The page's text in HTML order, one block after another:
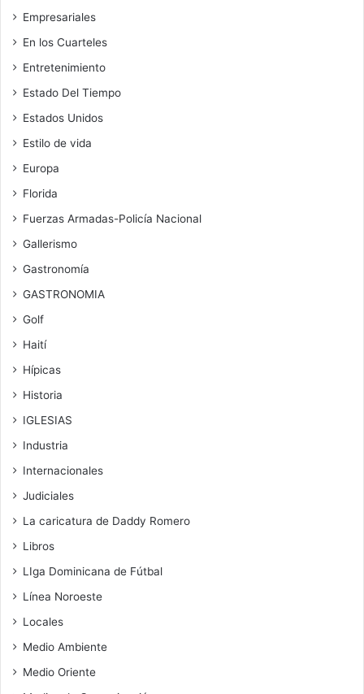
Empresariales
En los Cuarteles
Entretenimiento
Estado Del Tiempo
Estados Unidos
Estilo de vida
Europa
Florida
Fuerzas Armadas-Policía Nacional
Gallerismo
Gastronomía
GASTRONOMIA
Golf
Haití
Hípicas
Historia
IGLESIAS
Industria
Internacionales
Judiciales
La caricatura de Daddy Romero
Libros
LIga Dominicana de Fútbal
Línea Noroeste
Locales
Medio Ambiente
Medio Oriente